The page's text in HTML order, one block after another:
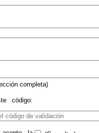
completa)
código: